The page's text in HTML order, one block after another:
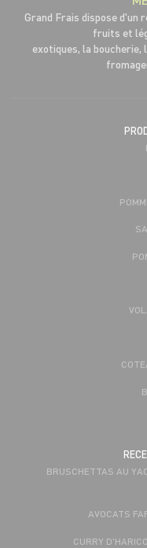
Grand Frais dispose d'un
fruits et
exotiques, la
BRUSCHETTAS AU
AVOCATS
CURRY